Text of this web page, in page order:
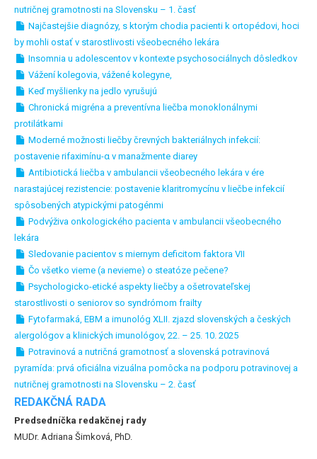
nutričnej gramotnosti na Slovensku – 1. časť
Najčastejšie diagnózy, s ktorým chodia pacienti k ortopédovi, hoci
by mohli ostať v starostlivosti všeobecného lekára
Insomnia u adolescentov v kontexte psychosociálnych dôsledkov
Vážení kolegovia, vážené kolegyne,
Keď myšlienky na jedlo vyrušujú
Chronická migréna a preventívna liečba monoklonálnymi
protilátkami
Moderné možnosti liečby črevných bakteriálnych infekcií:
postavenie rifaximínu-α v manažmente diarey
Antibiotická liečba v ambulancii všeobecného lekára v ére
narastajúcej rezistencie: postavenie klaritromycínu v liečbe infekcií
spôsobených atypickými patogénmi
Podvýživa onkologického pacienta v ambulancii všeobecného
lekára
Sledovanie pacientov s miernym deficitom faktora VII
Čo všetko vieme (a nevieme) o steatóze pečene?
Psychologicko-etické aspekty liečby a ošetrovateľskej
starostlivosti o seniorov so syndrómom frailty
Fytofarmaká, EBM a imunológ XLII. zjazd slovenských a českých
alergológov a klinických imunológov, 22. – 25. 10. 2025
Potravinová a nutričná gramotnosť a slovenská potravinová
pyramída: prvá oficiálna vizuálna pomôcka na podporu potravinovej a
nutričnej gramotnosti na Slovensku – 2. časť
REDAKČNÁ RADA
Predsedníčka redakčnej rady
MUDr. Adriana Šimková, PhD.